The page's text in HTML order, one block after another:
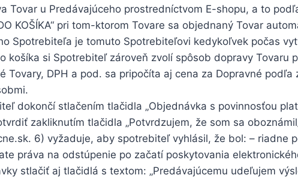
Tovar u Predávajúceho prostredníctvom E-shopu, a to
KOŠÍKA“ pri tom-ktorom Tovare sa objednaný Tovar
Spotrebiteľa je tomuto Spotrebiteľovi kedykoľvek počas
košíka si Spotrebiteľ zároveň zvolí spôsob dopravy Tovaru
Tovary, DPH a pod. sa pripočíta aj cena za Dopravné
dokončí stlačením tlačidla „Objednávka s povinnosťou
zakliknutím tlačidla „Potvrdzujem, že som sa
6) vyžaduje, aby spotrebiteľ vyhlásil, že bol: – riadne
práva na odstúpenie po začatí poskytovania
stlačiť aj tlačidlá s textom: „Predávajúcemu udeľujem